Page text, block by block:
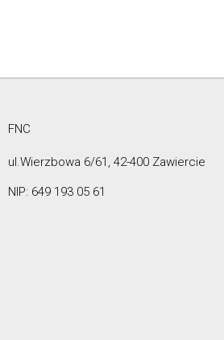
FNC
ul.Wierzbowa 6/61, 42-400 Zawiercie
NIP: 649 193 05 61